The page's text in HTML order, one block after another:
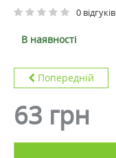
0 відгуків
В наявності
Попередній
63 грн